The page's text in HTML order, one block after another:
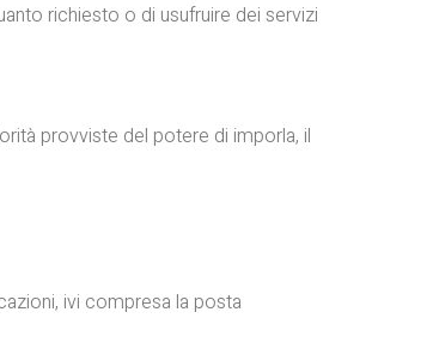
richiesto o di usufruire dei servizi
provviste del potere di imporla, il
ivi compresa la posta